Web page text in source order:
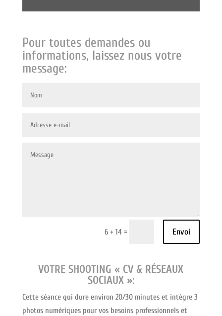
Pour toutes demandes ou
informations, laissez nous votre
message:
6 + 14 = Envoi
VOTRESHOOTING « CV & RÉSEAUX
SOCIAUX »:
Cette séance qui dure environ 20/30 minutes et intègre 3
photos numériques pour vos besoins professionnels et